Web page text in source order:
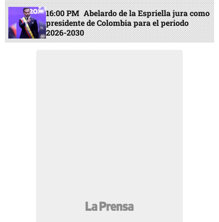
16:00 PM Abelardo de la Espriella jura como
presidente de Colombia para el periodo
2026-2030